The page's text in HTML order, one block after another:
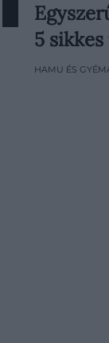
A fekete
sokkal
luxus
5
HAMU ÉS